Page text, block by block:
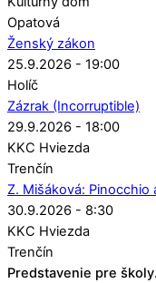
Opatová
Ženský zákon
25.9.2026 - 19:00
Holíč
Zázrak (Incorruptible)
29.9.2026 - 18:00
KKC Hviezda
Trenčín
Z. Mišáková:
30.9.2026 - 8:30
KKC Hviezda
Trenčín
Predstavenie pre